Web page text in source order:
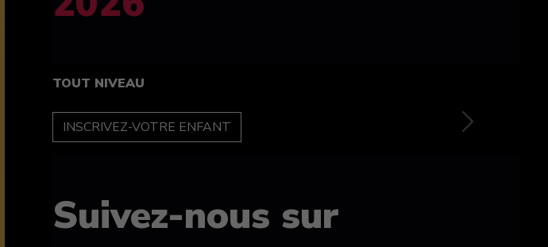
TOUT NIVEAU
INSCRIPTION
Suivez-nous sur
Next